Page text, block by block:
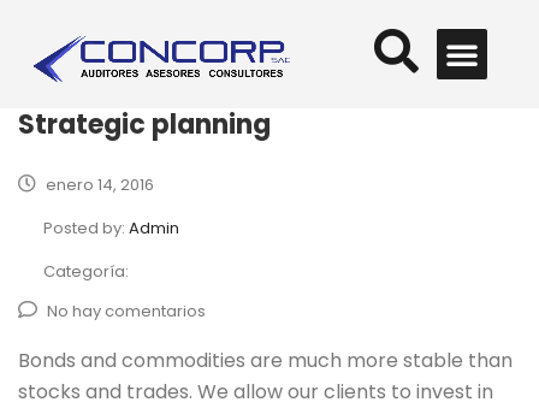
Strategic planning
enero 14, 2016
Posted by: Admin
Categoría:
No hay comentarios
Bonds and commodities are much more stable than
stocks and trades. We allow our clients to invest in